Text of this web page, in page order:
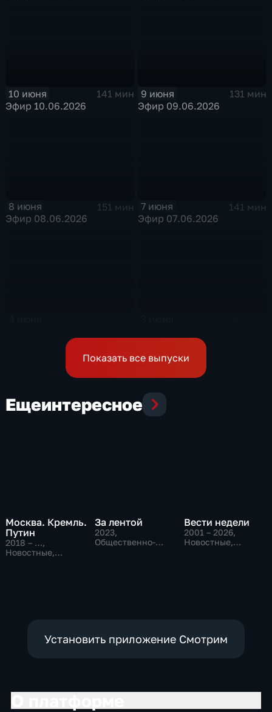
10 июня
141 мин
Эфир 10.06.2026
9 июня
131 мин
Эфир 09.06.2026
8 июня
151 мин
Эфир 08.06.2026
7 июня
141 мин
Эфир 07.06.2026
Показать все выпуски
Ещеинтересное
Москва. Кремль.
Путин
2018 – …,
Новостные,
За лентой
2023,
Общественно-
Вести недели
2001 – 2026,
Новостные,
Установить приложение Смотрим